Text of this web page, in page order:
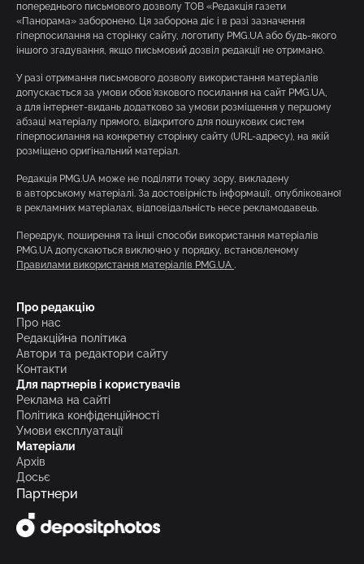
попереднього письмового дозволу ТОВ «Редакція газети
«Панорама» заборонено. Ця заборона діє і в разі зазначення
гіперпосилання на сторінку сайту, логотипу PMG.UA або будь-якого
іншого згадування, якщо письмовий дозвіл редакції не отримано.
У разі отримання письмового дозволу використання матеріалів
допускається за умови обов’язкового посилання на сайт PMG.UA,
а для інтернет-видань додатково за умови розміщення у першому
абзаці матеріалу прямого, відкритого для пошукових систем
гіперпосилання на конкретну сторінку сайту (URL-адресу), на якій
розміщено оригінальний матеріал.
Редакція PMG.UA може не поділяти точку зору, викладену
в авторському матеріалі. За достовірність інформації, опублікованої
в рекламних матеріалах, відповідальність несе рекламодавець.
Передрук, поширення та інші способи використання матеріалів
PMG.UA допускаються виключно у порядку, встановленому
Правилами використання матеріалів PMG.UA .
Про редакцію
Про нас
Редакційна політика
Автори та редактори сайту
Контакти
Для партнерів і користувачів
Реклама на сайті
Політика конфіденційності
Умови експлуатації
Матеріали
Архів
Досьє
Партнери